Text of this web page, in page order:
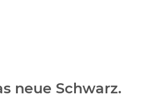
neue Schwarz.